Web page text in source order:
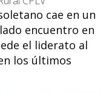
cae en un
encuentro en
el liderato al
los últimos